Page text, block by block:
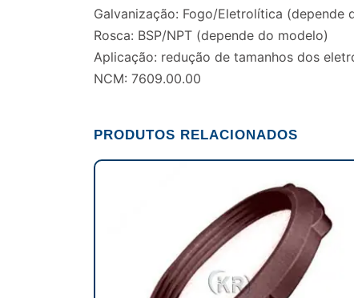
Galvanização: Fogo/Eletrolítica (depende
Rosca: BSP/NPT (depende do modelo)
Aplicação: redução de tamanhos dos
NCM: 7609.00.00
PRODUTOS RELACIONADOS